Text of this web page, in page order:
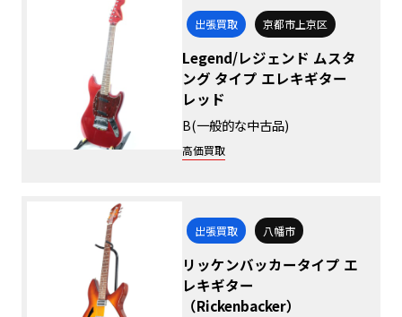
出張買取 京都市上京区
Legend/レジェンド ムスタ
ング タイプ エレキギター
レッド
B(一般的な中古品)
高価買取
出張買取 八幡市
リッケンバッカータイプ エ
レキギター
（Rickenbacker）